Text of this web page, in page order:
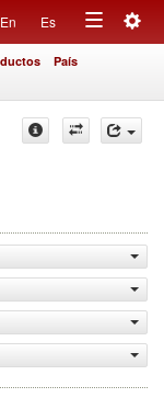
En Es
Toggle
País